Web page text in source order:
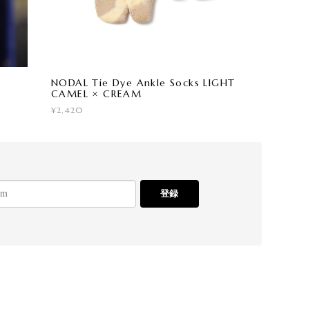
NODAL Tie Dye Ankle Socks LIGHT
CAMEL × CREAM
¥2,420
登録